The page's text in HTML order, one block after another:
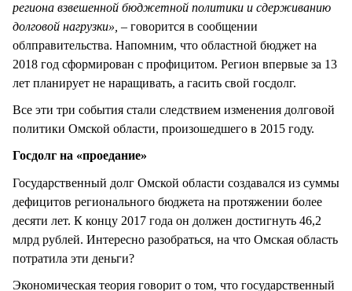
региона взвешенной бюджетной политики и сдерживанию
долговой нагрузки», – говорится в сообщении
облправительства. Напомним, что областной бюджет на
2018 год сформирован с профицитом. Регион впервые за 13
лет планирует не наращивать, а гасить свой госдолг.
Все эти три события стали следствием изменения долговой
политики Омской области, произошедшего в 2015 году.
Госдолг на «проедание»
Государственный долг Омской области создавался из суммы
дефицитов регионального бюджета на протяжении более
десяти лет. К концу 2017 года он должен достигнуть 46,2
млрд рублей. Интересно разобраться, на что Омская область
потратила эти деньги?
Экономическая теория говорит о том, что государственный